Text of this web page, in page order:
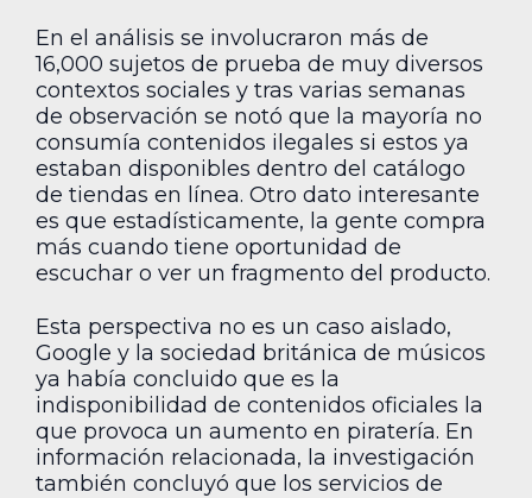
En el análisis se involucraron más de
16,000 sujetos de prueba de muy diversos
contextos sociales y tras varias semanas
de observación se notó que la mayoría no
consumía contenidos ilegales si estos ya
estaban disponibles dentro del catálogo
de tiendas en línea. Otro dato interesante
es que estadísticamente, la gente compra
más cuando tiene oportunidad de
escuchar o ver un fragmento del producto.
Esta perspectiva no es un caso aislado,
Google y la sociedad británica de músicos
ya había concluido que es la
indisponibilidad de contenidos oficiales la
que provoca un aumento en piratería. En
información relacionada, la investigación
también concluyó que los servicios de